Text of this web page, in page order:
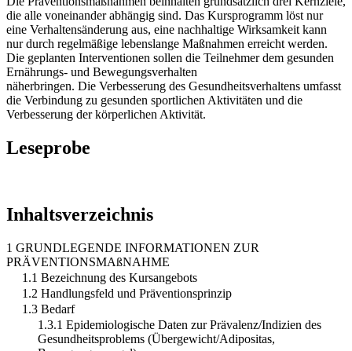
die alle voneinander abhängig sind. Das Kursprogramm löst nur
eine Verhaltensänderung aus, eine nachhaltige Wirksamkeit kann
nur durch regelmäßige lebenslange Maßnahmen erreicht werden.
Die geplanten Interventionen sollen die Teilnehmer dem gesunden
Ernährungs- und Bewegungsverhalten
näherbringen. Die Verbesserung des Gesundheitsverhaltens umfasst
die Verbindung zu gesunden sportlichen Aktivitäten und die
Verbesserung der körperlichen Aktivität.
Leseprobe
Inhaltsverzeichnis
1 GRUNDLEGENDE INFORMATIONEN ZUR
PRÄVENTIONSMAßNAHME
1.1 Bezeichnung des Kursangebots
1.2 Handlungsfeld und Präventionsprinzip
1.3 Bedarf
1.3.1 Epidemiologische Daten zur Prävalenz/Indizien des
Gesundheitsproblems (Übergewicht/Adipositas,